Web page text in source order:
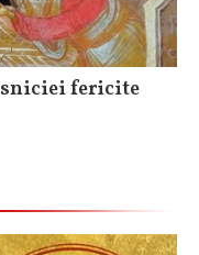
fericite